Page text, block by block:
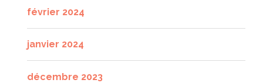
février 2024
janvier 2024
décembre 2023